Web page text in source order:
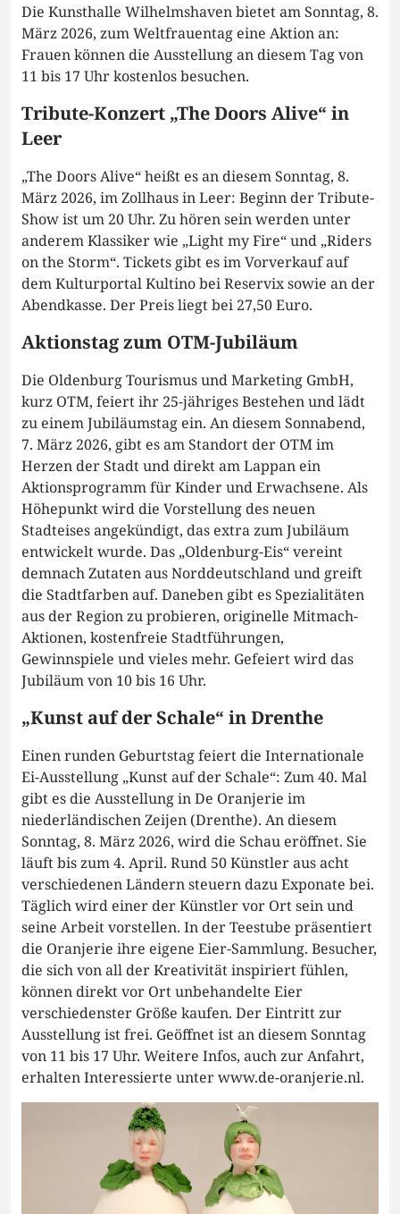
Die Kunsthalle Wilhelmshaven bietet am Sonntag, 8.
März 2026, zum Weltfrauentag eine Aktion an:
Frauen können die Ausstellung an diesem Tag von
11 bis 17 Uhr kostenlos besuchen.
Tribute-Konzert „The Doors Alive“ in
Leer
„The Doors Alive“ heißt es an diesem Sonntag, 8.
März 2026, im Zollhaus in Leer: Beginn der Tribute-
Show ist um 20 Uhr. Zu hören sein werden unter
anderem Klassiker wie „Light my Fire“ und „Riders
on the Storm“. Tickets gibt es im Vorverkauf auf
dem Kulturportal Kultino bei Reservix sowie an der
Abendkasse. Der Preis liegt bei 27,50 Euro.
Aktionstag zum OTM-Jubiläum
Die Oldenburg Tourismus und Marketing GmbH,
kurz OTM, feiert ihr 25-jähriges Bestehen und lädt
zu einem Jubiläumstag ein. An diesem Sonnabend,
7. März 2026, gibt es am Standort der OTM im
Herzen der Stadt und direkt am Lappan ein
Aktionsprogramm für Kinder und Erwachsene. Als
Höhepunkt wird die Vorstellung des neuen
Stadteises angekündigt, das extra zum Jubiläum
entwickelt wurde. Das „Oldenburg-Eis“ vereint
demnach Zutaten aus Norddeutschland und greift
die Stadtfarben auf. Daneben gibt es Spezialitäten
aus der Region zu probieren, originelle Mitmach-
Aktionen, kostenfreie Stadtführungen,
Gewinnspiele und vieles mehr. Gefeiert wird das
Jubiläum von 10 bis 16 Uhr.
„Kunst auf der Schale“ in Drenthe
Einen runden Geburtstag feiert die Internationale
Ei-Ausstellung „Kunst auf der Schale“: Zum 40. Mal
gibt es die Ausstellung in De Oranjerie im
niederländischen Zeijen (Drenthe). An diesem
Sonntag, 8. März 2026, wird die Schau eröffnet. Sie
läuft bis zum 4. April. Rund 50 Künstler aus acht
verschiedenen Ländern steuern dazu Exponate bei.
Täglich wird einer der Künstler vor Ort sein und
seine Arbeit vorstellen. In der Teestube präsentiert
die Oranjerie ihre eigene Eier-Sammlung. Besucher,
die sich von all der Kreativität inspiriert fühlen,
können direkt vor Ort unbehandelte Eier
verschiedenster Größe kaufen. Der Eintritt zur
Ausstellung ist frei. Geöffnet ist an diesem Sonntag
von 11 bis 17 Uhr. Weitere Infos, auch zur Anfahrt,
erhalten Interessierte unter www.de-oranjerie.nl.